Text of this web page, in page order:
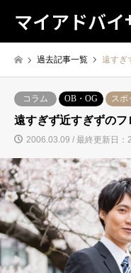
マイアドバイ
過去記事一覧 遠すぎ
コラム OB・OG スポ
遠すぎず近すぎずのフ
2006.03.09 / 最終更新日：